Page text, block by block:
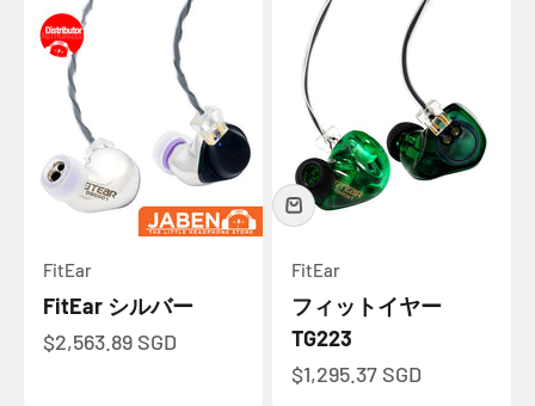
FitEar
FitEar シルバー
セール価格
$2,563.89 SGD
FitEar
フィットイヤー
TG223
セール価格
$1,295.37 SGD